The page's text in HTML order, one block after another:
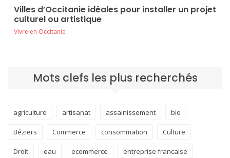
Villes d’Occitanie idéales pour installer un projet
culturel ou artistique
Vivre en Occitanie
Mots clefs les plus recherchés
agriculture artisanat assainissement bio
Béziers Commerce consommation Culture
Droit eau ecommerce entreprise francaise